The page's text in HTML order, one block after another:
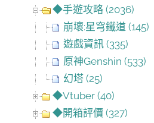
◆手遊攻略 (2036)
崩壞:星穹鐵道 (145)
遊戲資訊 (335)
原神Genshin (533)
幻塔 (25)
◆Vtuber (40)
◆開箱評價 (327)